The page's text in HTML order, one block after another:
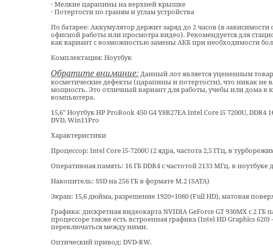
· Мелкие царапины на верхней крышке
· Потертости по граням и углам устройства
По батарее: Аккумулятор держит заряд до 2 часов (в зависимости
офисной работы или просмотра видео). Рекомендуется для
как вариант с возможностью замены АКБ при необходимости
Комплектация: Ноутбук
Обратите внимание: Данный лот является уцененным
косметические дефекты (царапины и потертости), что никак не
мощность. Это отличный вариант для работы, учебы или дома в
компьютера.
15,6" Ноутбук HP ProBook 450 G4 Y8B27EA Intel Core i5 7200U, DDR4
DVD, Win11Pro
Характеристики
Процессор: Intel Core i5-7200U (2 ядра, частота 2,5 ГГц, в
Оперативная память: 16 ГБ DDR4 с частотой 2133 МГц. в ноутбуке
Накопитель: SSD на 256 ГБ в формате M.2 (SATA)
Экран: 15,6 дюйма, разрешение 1920×1080 (Full HD), матовая
Графика: дискретная видеокарта NVIDIA GeForce GT 930MX с 2 ГБ
процессоре также есть встроенная графика (Intel HD Graphics
переключаться между ними.
Оптический привод: DVD-RW.